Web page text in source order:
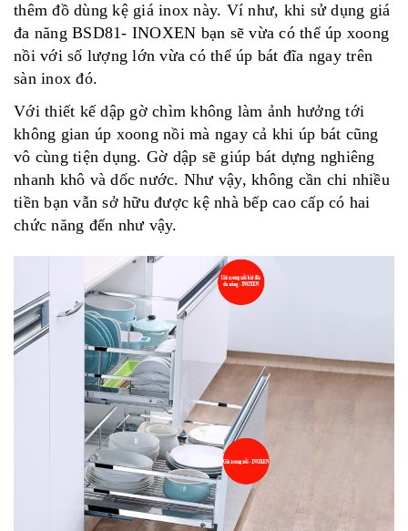
thêm đồ dùng kệ giá inox này. Ví như, khi sử dụng giá
đa năng BSD81- INOXEN bạn sẽ vừa có thể úp xoong
nồi với số lượng lớn vừa có thể úp bát đĩa ngay trên
sàn inox đó.
Với thiết kế dập gờ chìm không làm ảnh hưởng tới
không gian úp xoong nồi mà ngay cả khi úp bát cũng
vô cùng tiện dụng. Gờ dập sẽ giúp bát dựng nghiêng
nhanh khô và dốc nước. Như vậy, không cần chi nhiều
tiền bạn vẫn sở hữu được kệ nhà bếp cao cấp có hai
chức năng đến như vậy.